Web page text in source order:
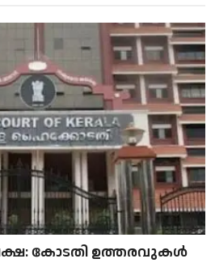
കോടതി ഉത്തരവുകൾ